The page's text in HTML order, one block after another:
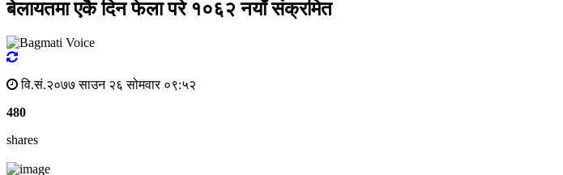
बेलायतमा एकै दिन फेला परे १०६२ नयाँ संक्रमित
वि.सं.२०७७ साउन २६ सोमवार ०९:५२
480
shares